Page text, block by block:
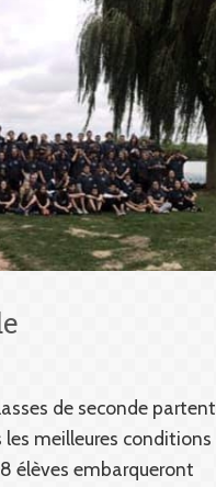
de seconde partent
meilleures conditions
élèves embarqueront